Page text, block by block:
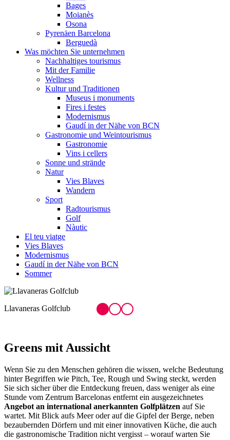
Bages
Moianès
Osona
Pyrenäen Barcelona
Berguedà
Was möchten Sie unternehmen
Nachhaltiges tourismus
Mit der Familie
Wellness
Kultur und Traditionen
Museus i monuments
Fires i festes
Modernismus
Gaudí in der Nähe von BCN
Gastronomie und Weintourismus
Gastronomie
Vins i cellers
Sonne und strände
Natur
Vies Blaves
Wandern
Sport
Radtourismus
Golf
Nàutic
El teu viatge
Vies Blaves
Modernismus
Gaudí in der Nähe von BCN
Sommer
Golfclub Terramar, in Sitges
Greens mit Aussicht
Wenn Sie zu den Menschen gehören die wissen, welche Bedeutung
hinter Begriffen wie Pitch, Tee, Rough und Swing steckt, werden
Sie sich sicher über die Entdeckung freuen, dass weniger als eine
Stunde vom Zentrum Barcelonas entfernt ein ausgezeichnetes
Angebot an international anerkannten Golfplätzen auf Sie
wartet. Mit Blick aufs Meer oder auf die Gipfel der Berge, neben
bezaubernden Dörfern und mit einer innovativen Küche, die auch
die gastronomische Tradition nicht vergisst – worauf warten Sie